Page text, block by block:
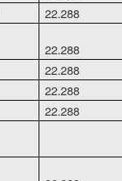
22.288
22.288
22.288
22.288
22.288